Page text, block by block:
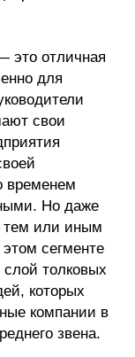
это отличная
для
свои
временем
Но даже
тем или иным
сегменте
толковых
которых
компании в
звена.